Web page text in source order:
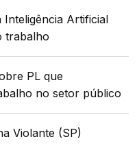
Inteligência Artificial
trabalho
PL que
no setor público
Violante (SP)